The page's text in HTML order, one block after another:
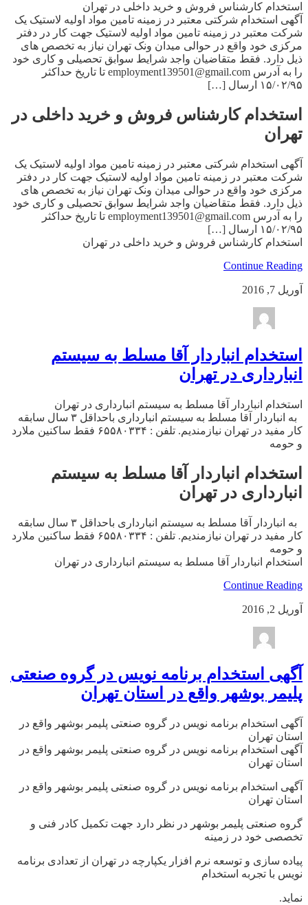
استخدام کارشناس فروش و خرید داخلی در تهران
آگهی استخدام شرکتی معتبر در زمینه تامین مواد اولیه لاستیک یک
شرکت معتبر در زمینه تامین مواد اولیه لاستیک جهت کار در دفتر
مرکزی خود واقع در حوالی میدان ونک تهران نیاز به تخصص های
ذیل دارد. فقط متقاضیان واجد شرایط سوابق تحصیلی و کاری خود
را به آدرس employment139501@gmail.com تا تاریخ حداکثر
۱۵/۰۲/۹۵ ارسال […]
استخدام کارشناس فروش و خرید داخلی در
تهران
آگهی استخدام شرکتی معتبر در زمینه تامین مواد اولیه لاستیک یک
شرکت معتبر در زمینه تامین مواد اولیه لاستیک جهت کار در دفتر
مرکزی خود واقع در حوالی میدان ونک تهران نیاز به تخصص های
ذیل دارد. فقط متقاضیان واجد شرایط سوابق تحصیلی و کاری خود
را به آدرس employment139501@gmail.com تا تاریخ حداکثر
۱۵/۰۲/۹۵ ارسال […]
استخدام کارشناس فروش و خرید داخلی در تهران
Continue Reading
آوریل 7, 2016
استخدام انباردار آقا مسلط به سیستم
انبارداری در تهران
استخدام انباردار آقا مسلط به سیستم انبارداری در تهران
به انباردار آقا مسلط به سیستم انبارداری باحداقل ۳ سال سابقه
کار مفید در تهران نیازمندیم. تلفن : ۶۵۵۸۰۳۳۴ فقط ساکنین ملارد
و حومه
استخدام انباردار آقا مسلط به سیستم
انبارداری در تهران
به انباردار آقا مسلط به سیستم انبارداری باحداقل ۳ سال سابقه
کار مفید در تهران نیازمندیم. تلفن : ۶۵۵۸۰۳۳۴ فقط ساکنین ملارد
و حومه
استخدام انباردار آقا مسلط به سیستم انبارداری در تهران
Continue Reading
آوریل 2, 2016
آگهی استخدام برنامه نویس در گروه صنعتی
پلیمر بوشهر واقع در استان تهران
آگهی استخدام برنامه نویس در گروه صنعتی پلیمر بوشهر واقع در
استان تهران
آگهی استخدام برنامه نویس در گروه صنعتی پلیمر بوشهر واقع در
استان تهران
آگهی استخدام برنامه نویس در گروه صنعتی پلیمر بوشهر واقع در
استان تهران
گروه صنعتی پلیمر بوشهر در نظر دارد جهت تکمیل کادر فنی و
تخصصی خود در زمینه
پیاده سازی و توسعه نرم افزار یکپارچه در تهران از تعدادی برنامه
نویس با تجربه استخدام
نماید.